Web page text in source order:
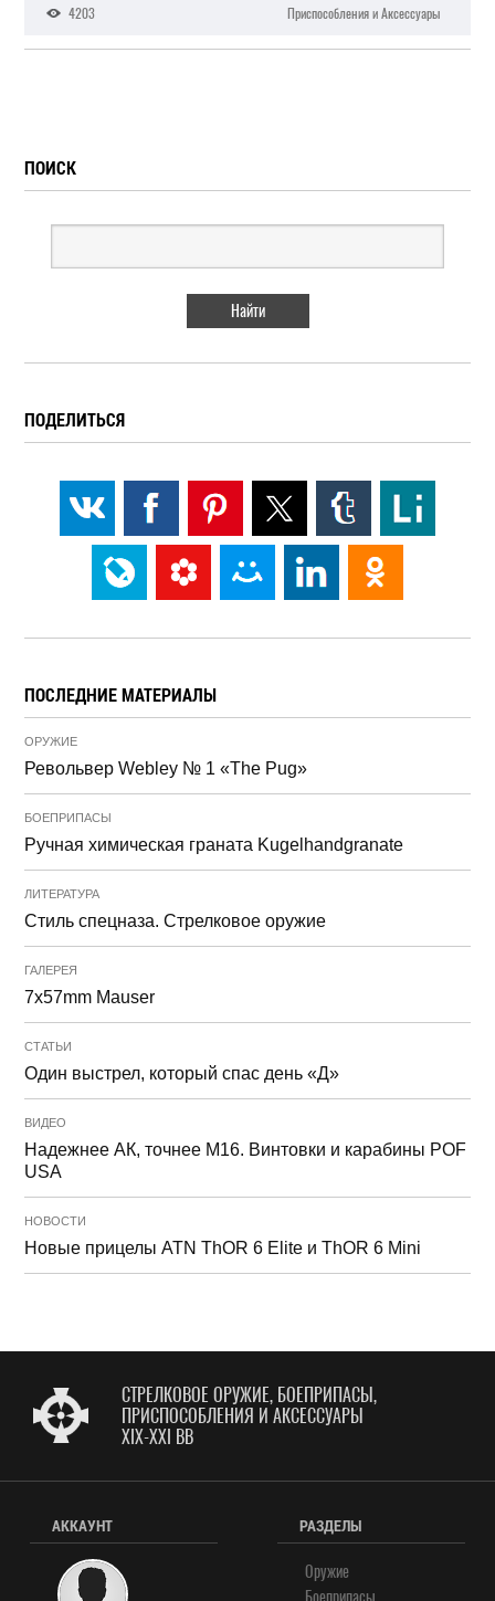
4203
Приспособления и Аксессуары
ПОИСК
ПОДЕЛИТЬСЯ
ПОСЛЕДНИЕ МАТЕРИАЛЫ
ОРУЖИЕ
Револьвер Webley № 1 «The Pug»
БОЕПРИПАСЫ
Ручная химическая граната Kugelhandgranate
ЛИТЕРАТУРА
Стиль спецназа. Стрелковое оружие
ГАЛЕРЕЯ
7x57mm Mauser
СТАТЬИ
Один выстрел, который спас день «Д»
ВИДЕО
Надежнее АК, точнее М16. Винтовки и карабины POF
USA
НОВОСТИ
Новые прицелы ATN ThOR 6 Elite и ThOR 6 Mini
СТРЕЛКОВОЕ ОРУЖИЕ, БОЕПРИПАСЫ,
ПРИСПОСОБЛЕНИЯ И АКСЕССУАРЫ
XIX-XXI ВВ
АККАУНТ РАЗДЕЛЫ
Оружие